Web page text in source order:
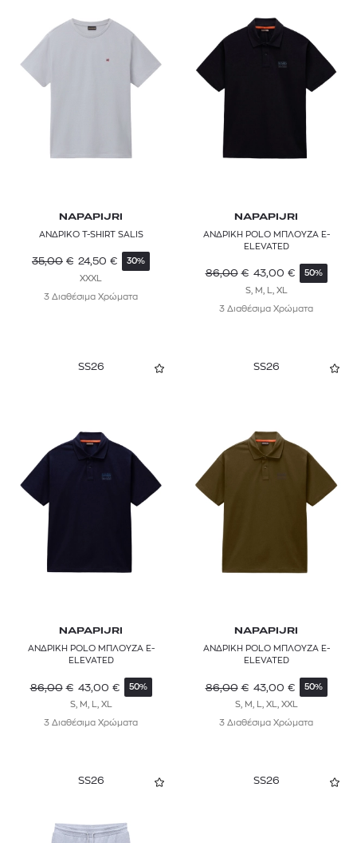
NAPAPIJRI
ΑΝΔΡΙΚΟ T-SHIRT SALIS
35,00 € 24,50 € 30%
XXXL
3 Διαθέσιμα Χρώματα
NAPAPIJRI
ΑΝΔΡΙΚΗ POLO ΜΠΛΟΥΖΑ E-
ELEVATED
86,00 € 43,00 € 50%
S, M, L, XL
3 Διαθέσιμα Χρώματα
SS26
NAPAPIJRI
ΑΝΔΡΙΚΗ POLO ΜΠΛΟΥΖΑ E-
ELEVATED
86,00 € 43,00 € 50%
S, M, L, XL
3 Διαθέσιμα Χρώματα
SS26
NAPAPIJRI
ΑΝΔΡΙΚΗ POLO ΜΠΛΟΥΖΑ E-
ELEVATED
86,00 € 43,00 € 50%
S, M, L, XL, XXL
3 Διαθέσιμα Χρώματα
SS26 SS26